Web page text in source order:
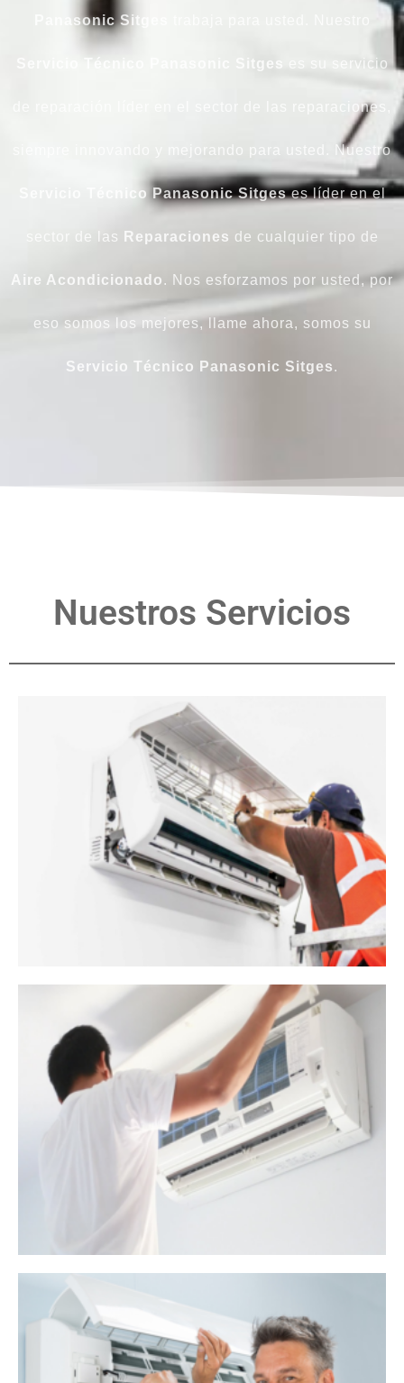
Panasonic Sitges
Sitges es su servicio
de reparación líder en el sector de las reparaciones,
siempre innovando y mejorando para usted. Nuestro
Servicio Técnico Panasonic Sitgeses líder en el
sector de las Reparaciones de cualquier tipo de
Aire Acondicionado. Nos esforzamos por usted, por
eso somos los mejores, llame ahora, somos su
Servicio Técnico Panasonic Sitges.
Nuestros Servicios